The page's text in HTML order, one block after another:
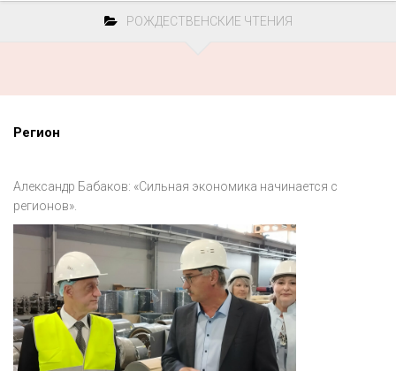
Послесловие к празднику
Акция
Конкурс
Люди родного края
Национальные проекты
Память
РОЖДЕСТВЕНСКИЕ ЧТЕНИЯ
Регион
Александр Бабаков: «Сильная экономика начинается с
регионов».